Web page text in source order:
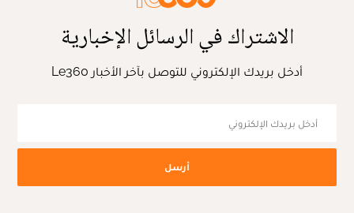
الاشتراك في الرسائل الإخبارية
أدخل بريدك الإلكتروني للتوصل بآخر الأخبار Le360
أرسل